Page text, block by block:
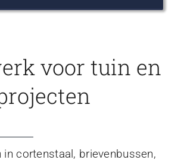
voor tuin en
in cortenstaal, brievenbussen,